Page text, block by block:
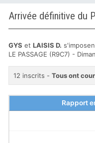
GYS et LAISIS D.
LE PASSAGE (R9C7) -
12 inscrits - Tous ont
Rapport